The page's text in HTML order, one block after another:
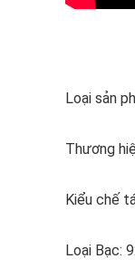
Loại sản
Thương
Kiểu chế
Loại Bạc: